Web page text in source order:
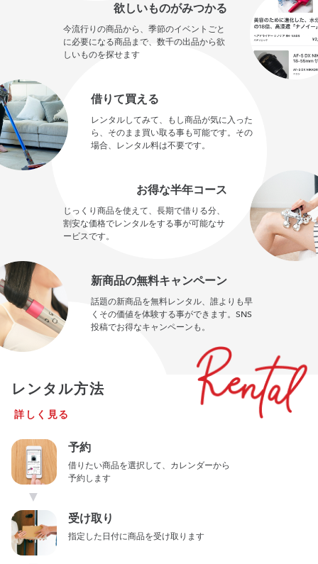
欲しいものがみつかる
今流行りの商品から、季節のイベントごと
に必要になる商品まで、数千の出品から欲
しいものを探せます
借りて買える
レンタルしてみて、もし商品が気に入った
ら、そのまま買い取る事も可能です。その
場合、レンタル料は不要です。
お得な半年コース
じっくり商品を使えて、長期で借りる分、
割安な価格でレンタルをする事が可能なサ
ービスです。
新商品の無料キャンペーン
話題の新商品を無料レンタル、誰よりも早
くその価値を体験する事ができます。SNS
投稿でお得なキャンペーンも。
レンタル方法
詳しく見る
予約
借りたい商品を選択して、カレンダーから
予約します
▼
受け取り
指定した日付に商品を受け取ります